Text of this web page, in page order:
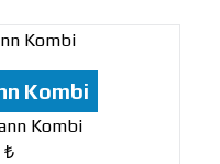
Kombi
Kombi
₺